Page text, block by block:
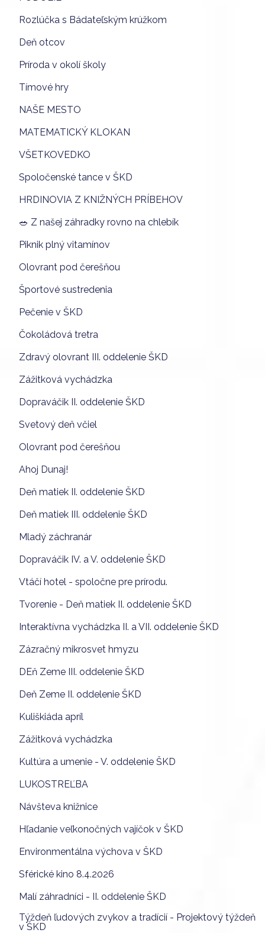
Rozlúčka s Bádateľským krúžkom
Deň otcov
Príroda v okolí školy
Tímové hry
NAŠE MESTO
MATEMATICKÝ KLOKAN
VŠETKOVEDKO
Spoločenské tance v ŠKD
HRDINOVIA Z KNIŽNÝCH PRÍBEHOV
🥗 Z našej záhradky rovno na chlebík
Piknik plný vitamínov
Olovrant pod čerešňou
Športové sustredenia
Pečenie v ŠKD
Čokoládová tretra
Zdravý olovrant III. oddelenie ŠKD
Zážitková vychádzka
Dopraváčik II. oddelenie ŠKD
Svetový deň včiel
Olovrant pod čerešňou
Ahoj Dunaj!
Deň matiek II. oddelenie ŠKD
Deň matiek III. oddelenie ŠKD
Mladý záchranár
Dopraváčik IV. a V. oddelenie ŠKD
Vtáčí hotel - spoločne pre prírodu.
Tvorenie - Deň matiek II. oddelenie ŠKD
Interaktívna vychádzka II. a VII. oddelenie ŠKD
Zázračný mikrosvet hmyzu
DEň Zeme III. oddelenie ŠKD
Deň Zeme II. oddelenie ŠKD
Kuliškiáda apríl
Zážitková vychádzka
Kultúra a umenie - V. oddelenie ŠKD
LUKOSTREĽBA
Návšteva knižnice
Hľadanie veľkonočných vajíčok v ŠKD
Environmentálna výchova v ŠKD
Sférické kino 8.4.2026
Malí záhradníci - II. oddelenie ŠKD
Týždeň ľudových zvykov a tradícií - Projektový týždeň
v ŠKD